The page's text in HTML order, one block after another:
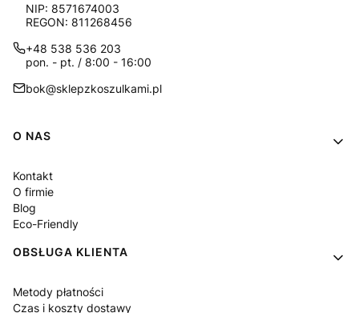
NIP: 8571674003
REGON: 811268456
+48 538 536 203
pon. - pt. / 8:00 - 16:00
bok@sklepzkoszulkami.pl
Linki w stopce
O NAS
Kontakt
O firmie
Blog
Eco-Friendly
OBSŁUGA KLIENTA
Metody płatności
Czas i koszty dostawy